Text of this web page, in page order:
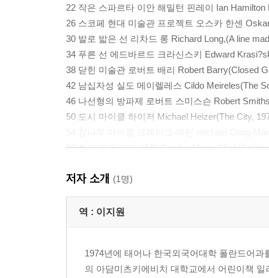
22 작은 스파르타 이안 해밀턴 핀레이 Ian
26 스코페 현대 미술관 프로젝트 오스카 한센
30 발로 밟은 선 리차드 롱 Richard Long,(A line
34 푸른 선 에드바르드 크라신스키 Edward
38 닫힌 미술관 로버트 배리 Robert Barry(Closed
42 남십자성 실도 메이렐레스 Cildo Meireles(The
46 나선형의 방파제 로버트 스미스슨 Robert
50 도시 마이클 하이저 Michael Heizer(The City,
58 썰기 고든 마타-클락 Gordon Matta-
66 기적적인 것을 찾아서 바스 얀 아더르 Bas Jan
70 흐워피의 벽 안제이 세브칙 Andrzej Szewczyk,(
74 번개 치는 들판 월터 드 마리아 Walter de
86 일 년 퍼포먼스 테칭 시에 Tehching Hsieh(One
90 ur 집 그레고르 슈나이더 Gregor
저자 소개 (1명)
역 : 이지원
1974년에 태어나 한국외국어대학 폴란드어
의 아담미츠키에비치 대학교에서 어린이책